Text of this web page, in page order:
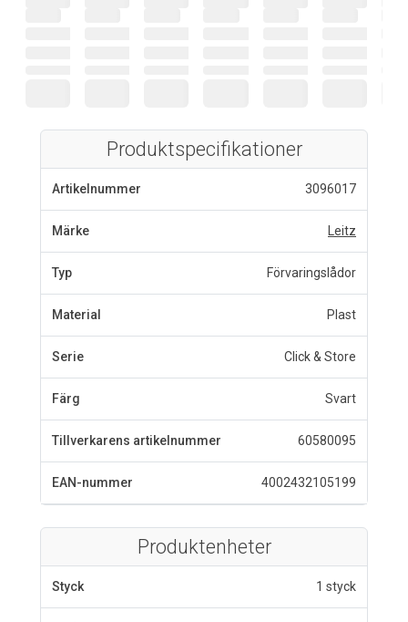
Produktspecifikationer
Artikelnummer 3096017
Märke Leitz
Typ Förvaringslådor
Material Plast
Serie Click & Store
Färg Svart
Tillverkarens artikelnummer 60580095
EAN-nummer 4002432105199
Produktenheter
Styck 1 styck